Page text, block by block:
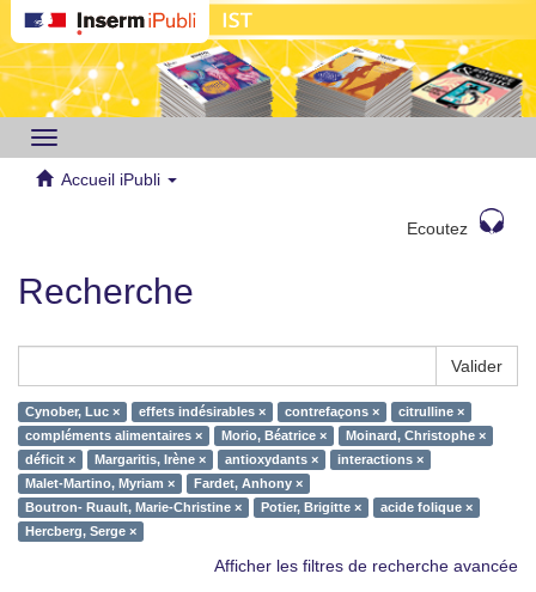
Toggle
navigation
Accueil iPubli
Ecoutez
Recherche
Valider
Cynober, Luc × effets indésirables × contrefaçons ×
citrulline ×
compléments alimentaires ×
Morio, Béatrice ×
Moinard, Christophe ×
déficit ×
Margaritis, Irène × antioxydants ×
interactions ×
Malet-Martino, Myriam ×
Fardet, Anhony ×
Boutron- Ruault, Marie-Christine ×
Potier, Brigitte ×
acide folique ×
Hercberg, Serge ×
Afficher les filtres de recherche avancée